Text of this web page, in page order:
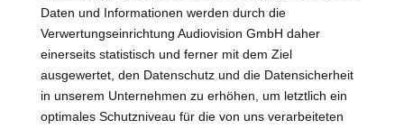
Daten und Informationen werden durch die
Verwertungseinrichtung Audiovision GmbH daher
einerseits statistisch und ferner mit dem Ziel
ausgewertet, den Datenschutz und die Datensicherheit
in unserem Unternehmen zu erhöhen, um letztlich ein
optimales Schutzniveau für die von uns verarbeiteten